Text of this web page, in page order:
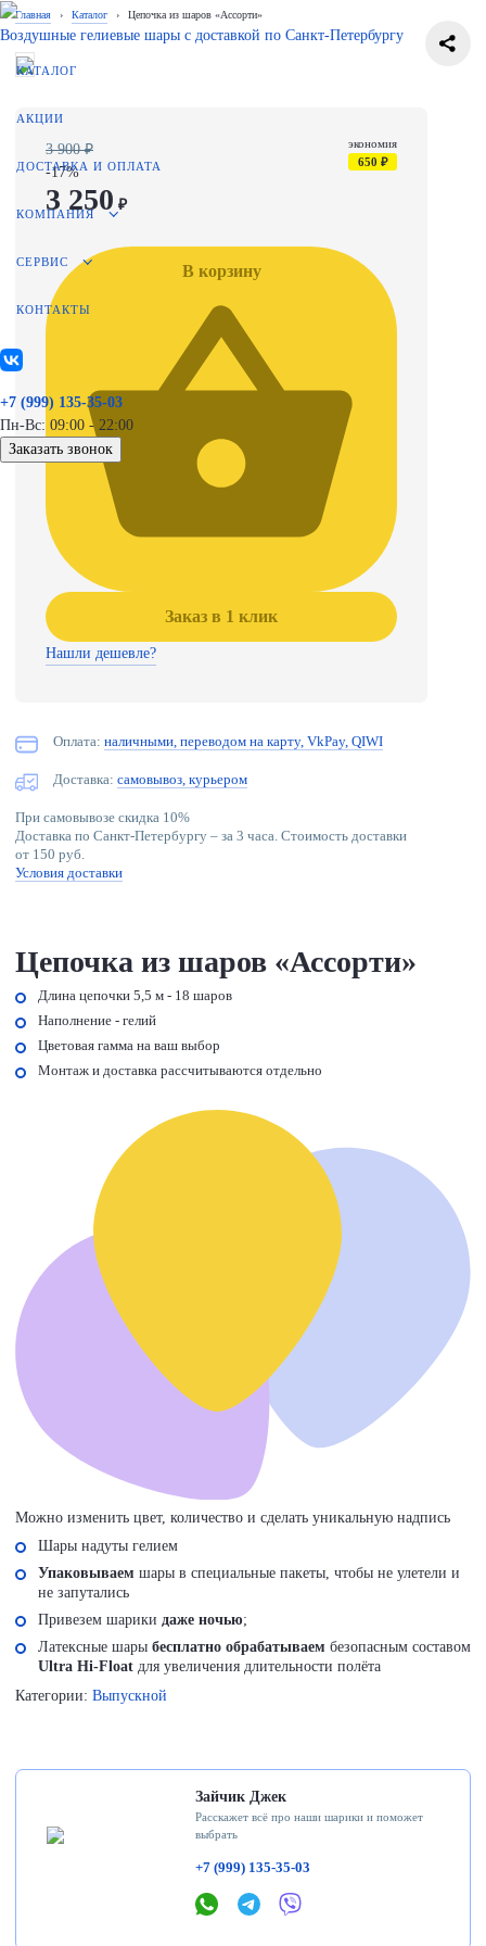
Воздушные гелиевые шары с доставкой по Санкт-Петербургу
КАТАЛОГ
АКЦИИ
ДОСТАВКА И ОПЛАТА
КОМПАНИЯ
СЕРВИС
КОНТАКТЫ
+7 (999) 135-35-03
Пн-Вс: 09:00 - 22:00
Заказать звонок
Главная › Каталог › Цепочка из шаров «Ассорти»
Цепочка из шаров «Ассорти»
Длина цепочки 5,5 м - 18 шаров
Наполнение - гелий
Цветовая гамма на ваш выбор
Монтаж и доставка рассчитываются отдельно
Можно изменить цвет, количество и сделать уникальную надпись
Шары надуты гелием
Упаковываем шары в специальные пакеты, чтобы не улетели и
не запутались
Привезем шарики даже ночью;
Латексные шары бесплатно обрабатываем безопасным составом
Ultra Hi-Float для увеличения длительности полёта
Категории: Выпускной
3 900 ₽
-17%
3 250 ₽
экономия
650 ₽
В корзину
Заказ в 1 клик
Нашли дешевле?
Оплата: наличными, переводом на карту, VkPay, QIWI
Доставка: самовывоз, курьером
При самовывозе скидка 10%
Доставка по Санкт-Петербургу – за 3 часа. Стоимость доставки
от 150 руб.
Условия доставки
Зайчик Джек
Расскажет всё про наши шарики и поможет
выбрать
+7 (999) 135-35-03